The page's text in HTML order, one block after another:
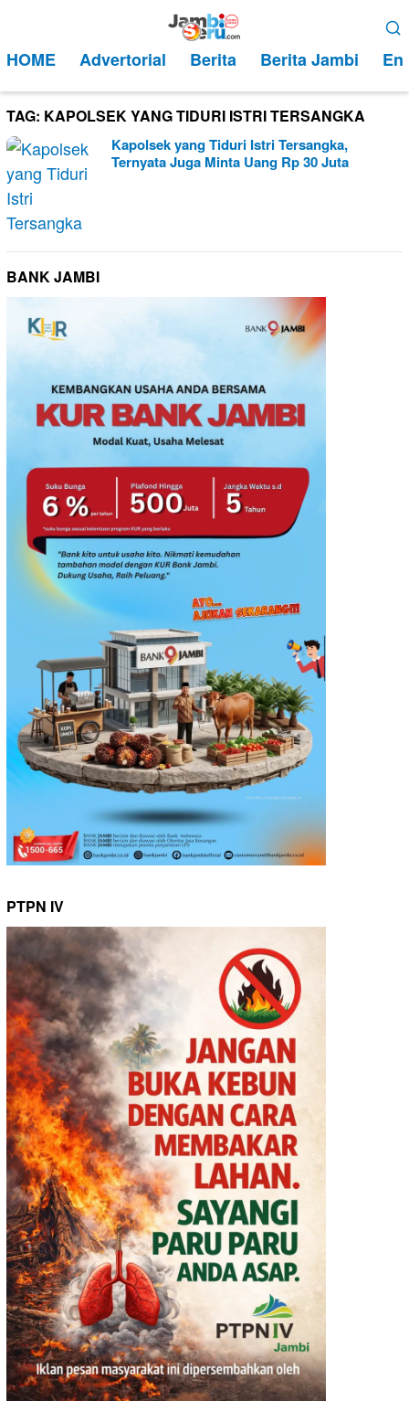
kontenMobile
HOME Advertorial Berita Berita Jambi
TAG: KAPOLSEK YANG TIDURI ISTRI TERSANGKA
Kapolsek yang Tiduri Istri Tersangka,
Ternyata Juga Minta Uang Rp 30 Juta
BANK JAMBI
PTPN IV